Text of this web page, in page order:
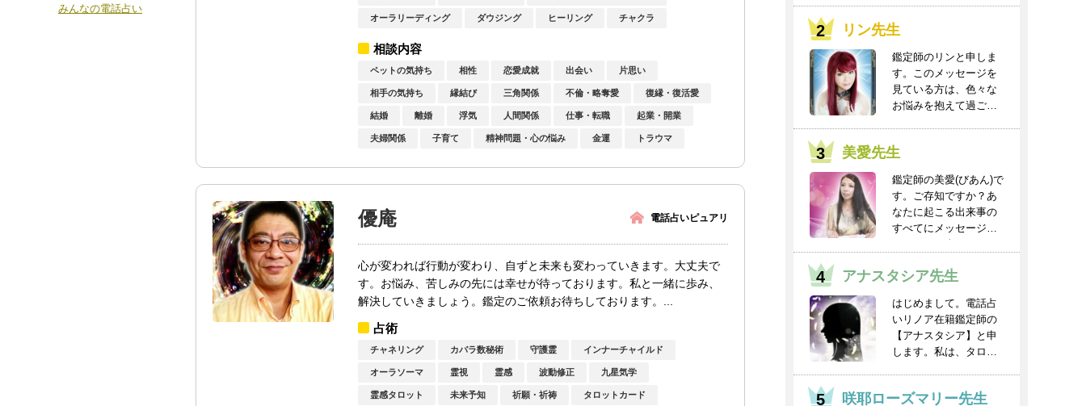
オーラリーディング ダウジング ヒーリング チャクラ
相談内容
ペットの気持ち 相性 恋愛成就 出会い 片思い
相手の気持ち 縁結び 三角関係 不倫・略奪愛 復縁・復活愛
結婚 離婚 浮気 人間関係 仕事・転職 起業・開業
夫婦関係 子育て 精神問題・心の悩み 金運 トラウマ
電話占いピュアリ
優庵
心が変われば行動が変わり、自ずと未来も変わっていきます。大丈夫で
す。お悩み、苦しみの先には幸せが待っております。私と一緒に歩み、
解決していきましょう。鑑定のご依頼お待ちしております。...
占術
チャネリング カバラ数秘術 守護霊 インナーチャイルド
オーラソーマ 霊視 霊感 波動修正 九星気学
霊感タロット 未来予知 祈願・祈祷 タロットカード
リン先生
鑑定師のリンと申しま
す。このメッセージを
見ている方は、色々な
お悩みを抱えて過ごし
美愛先生
鑑定師の美愛(びあん)で
す。ご存知ですか？あ
なたに起こる出来事の
すべてにメッセージと
アナスタシア先生
はじめまして。電話占
いリノア在籍鑑定師の
【アナスタシア】と申
します。私は、タロッ
咲耶ローズマリー先生
みんなの電話占い